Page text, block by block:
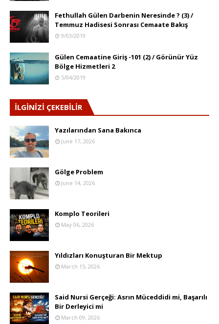
Fethullah Gülen Darbenin Neresinde ? (3) /
Temmuz Hadisesi Sonrası Cemaate Bakış
9/03/2019
Gülen Cemaatine Giriş -101 (2) / Görünür Yüz
Bölge Hizmetleri 2
5/04/2019
İLGİNİZİ ÇEKEBİLİR
Yazılarından Sana Bakınca
June 17, 2026
Gölge Problem
June 14, 2026
Komplo Teorileri
May 06, 2026
Yıldızları Konuşturan Bir Mektup
March 15, 2026
Said Nursi Gerçeği: Asrın Müceddidi mi, Başarılı
Bir Derleyici mi
March 09, 2026